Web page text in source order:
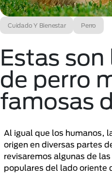
Cuidado Y Bienestar Perro
Estas son
de perro
famosas
Al igual que los humanos,
origen en diversas partes
revisaremos algunas de
populares del lado oriente